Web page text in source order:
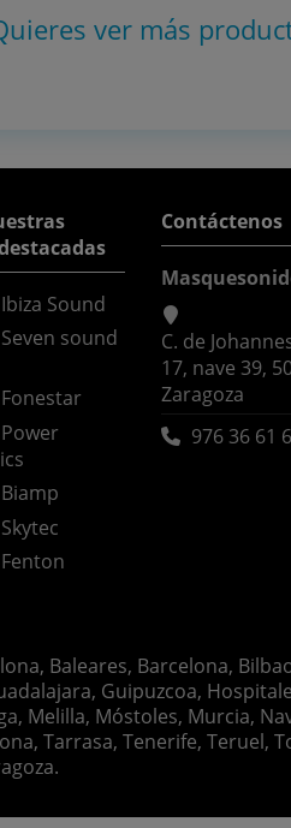
ver más
Sound
sound
Contáctenos
C. de
17, nave 39,
Zaragoza
976 36 61
Baleares, Barcelona,
Guipuzcoa,
Melilla, Móstoles, Murcia,
Tarrasa, Tenerife, Teruel,